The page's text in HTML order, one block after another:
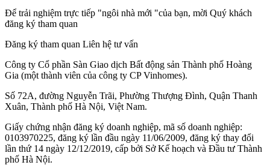
Để trải nghiệm trực tiếp "ngôi nhà mới "của bạn, mời Quý khách
đăng ký tham quan
Đăng ký tham quan Liên hệ tư vấn
Công ty Cổ phần Sàn Giao dịch Bất động sản Thành phố Hoàng
Gia (một thành viên của công ty CP Vinhomes).
Số 72A, đường Nguyễn Trãi, Phường Thượng Đình, Quận Thanh
Xuân, Thành phố Hà Nội, Việt Nam.
Giấy chứng nhận đăng ký doanh nghiệp, mã số doanh nghiệp:
0103970225, đăng ký lần đầu ngày 11/06/2009, đăng ký thay đổi
lần thứ 14 ngày 12/12/2019, cấp bởi Sở Kế hoạch và Đầu tư Thành
phố Hà Nội.